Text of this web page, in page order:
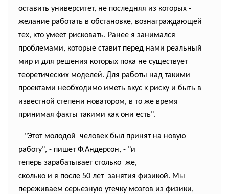
оставить университет, не последняя из которых -
желание работать в обстановке, вознаграждающей
тех, кто умеет рисковать. Ранее я занимался
проблемами, которые ставит перед нами реальный
мир и для решения которых пока не существует
теоретических моделей. Для работы над такими
проектами необходимо иметь вкус к риску и быть в
известной степени новатором, в то же время
принимая факты такими как они есть".
"Этот молодой человек был принят на новую
работу", - пишет Ф.Андерсон, - "и
теперь зарабатывает столько же,
сколько и я после 50 лет занятия физикой. Мы
переживаем серьезную утечку мозгов из физики,